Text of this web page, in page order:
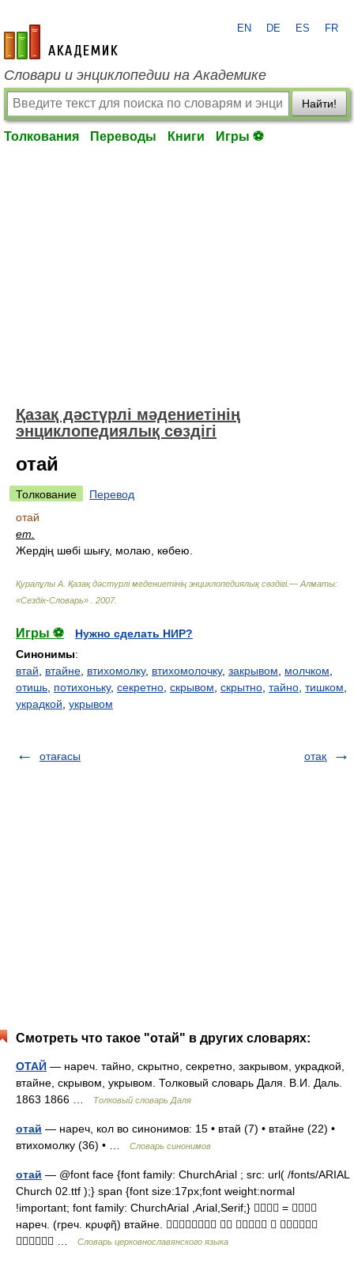
academic.ru
EN DE ES FR
Словари и энциклопедии на Академике
Найти!
Толкования Переводы Книги Игры ⚽
Қазақ дәстүрлі мәдениетінің
энциклопедиялық сөздігі
отай
Толкование
Перевод
отай
ет.
Жердің шөбі шығу, молаю, көбею.
Қуралұлы А. Қазақ дәстүрлі медениетінің энциклопедиялық сөздігі.— Алматы:
«Сездік-Словарь»
2007.
Игры ⚽
Нужно сделать НИР?
Синонимы:
втай
втайне втихомолку, втихомолочку, закрывом молчком
отишь потихоньку, секретно скрывом скрытно тайно тишком
украдкой укрывом
отағасы отақ
Смотреть что такое "отай" в других словарях:
ОТАЙ — нареч. тайно, скрытно, секретно, закрывом, украдкой,
втайне, скрывом, укрывом. Толковый словарь Даля. В.И. Даль.
1863 1866 …
Толковый словарь Даля
отай — нареч, кол во синонимов: 15 • втай (7) • втайне (22) •
втихомолку (36) • …
Словарь синонимов
отай — @font face {font family: ChurchArial ; src: url( /fonts/ARIAL
Church 02.ttf );} span {font size:17px;font weight:normal
!important; font family: ChurchArial ,Arial,Serif;}  = 
нареч. (греч. κρυφῆ) втайне.     
 …
Словарь церковнославянского языка